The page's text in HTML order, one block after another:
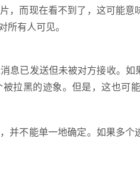
，而现在看不到了，这可能
有人可见。
息已发送但未被对方接收。
拉黑的迹象。但是，这也可
并不能单一地确定。如果多